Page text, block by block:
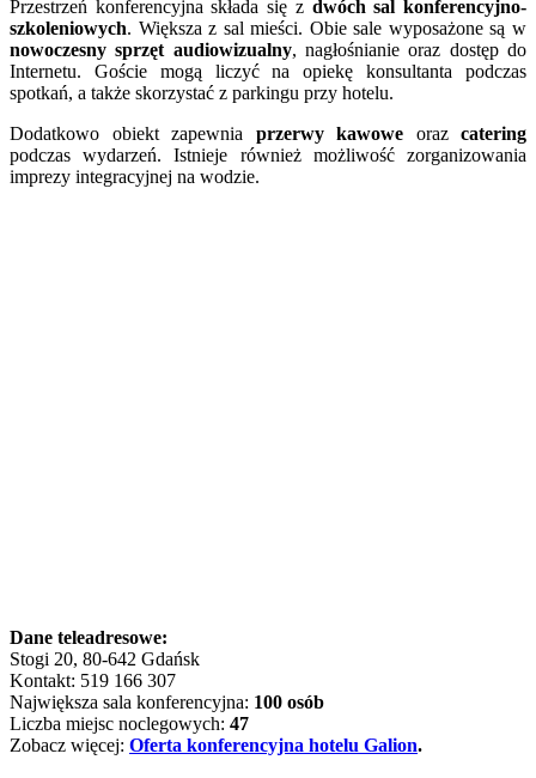
Przestrzeń konferencyjna składa się z dwóch sal konferencyjno-
szkoleniowych. Większa z sal mieści. Obie sale wyposażone są w
nowoczesny sprzęt audiowizualny, nagłośnianie oraz dostęp do
Internetu. Goście mogą liczyć na opiekę konsultanta podczas
spotkań, a także skorzystać z parkingu przy hotelu.
Dodatkowo obiekt zapewnia przerwy kawowe oraz catering
podczas wydarzeń. Istnieje również możliwość zorganizowania
imprezy integracyjnej na wodzie.
Dane teleadresowe:
Stogi 20, 80-642 Gdańsk
Kontakt: 519 166 307
Największa sala konferencyjna: 100 osób
Liczba miejsc noclegowych: 47
Zobacz więcej: Oferta konferencyjna hotelu Galion.